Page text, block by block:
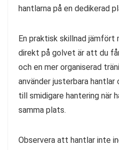
hantlarna på en dedikerad
En praktisk skillnad
direkt på golvet är att du
och en mer organiserad
använder justerbara
till smidigare hantering när
samma plats.
Observera att hantlar inte